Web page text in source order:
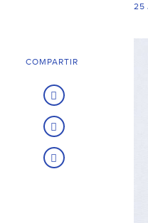
25
COMPARTIR